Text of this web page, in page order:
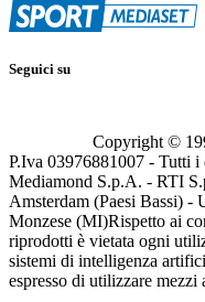
Seguici su
Copyright ©
P.Iva 03976881007 - Tutti
Mediamond S.p.A. - RTI
Amsterdam (Paesi Bassi)
Monzese (MI)Rispetto ai
riprodotti è vietata ogni
sistemi di intelligenza
espresso di utilizzare mezzi